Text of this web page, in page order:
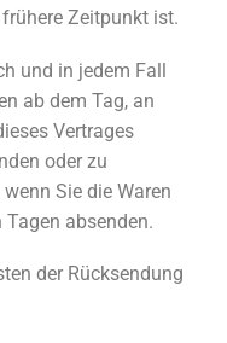
Zeitpunkt ist.
und in jedem Fall
ab dem Tag, an
Vertrages
oder zu
Sie die Waren
absenden.
der Rücksendung